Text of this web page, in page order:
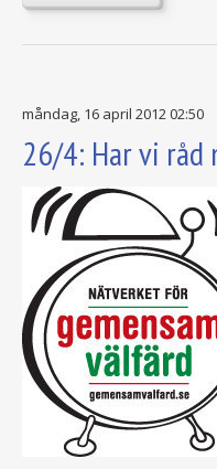
måndag, 16 april 2012 02:50
26/4: Har vi råd